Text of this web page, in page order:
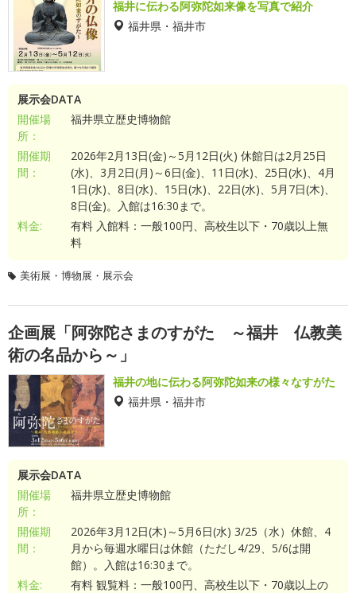
福井に伝わる阿弥陀如来像を写真で紹介
福井県・福井市
展示会DATA
開催場
所：
福井県立歴史博物館
開催期
間：
2026年2月13日(金)～5月12日(火) 休館日は2月25日
(水)、3月2日(月)～6日(金)、11日(水)、25日(水)、4月
1日(水)、8日(水)、15日(水)、22日(水)、5月7日(木)、
8日(金)。入館は16:30まで。
料金:
有料 入館料：一般100円、高校生以下・70歳以上無
料
美術展・博物展・展示会
企画展「阿弥陀さまのすがた ～福井 仏教美
術の名品から～」
福井の地に伝わる阿弥陀如来の様々なすがた
福井県・福井市
展示会DATA
開催場
所：
福井県立歴史博物館
開催期
間：
2026年3月12日(木)～5月6日(水) 3/25（水）休館、4
月から毎週水曜日は休館（ただし4/29、5/6は開
館）。入館は16:30まで。
料金:
有料 観覧料：一般100円、高校生以下・70歳以上の